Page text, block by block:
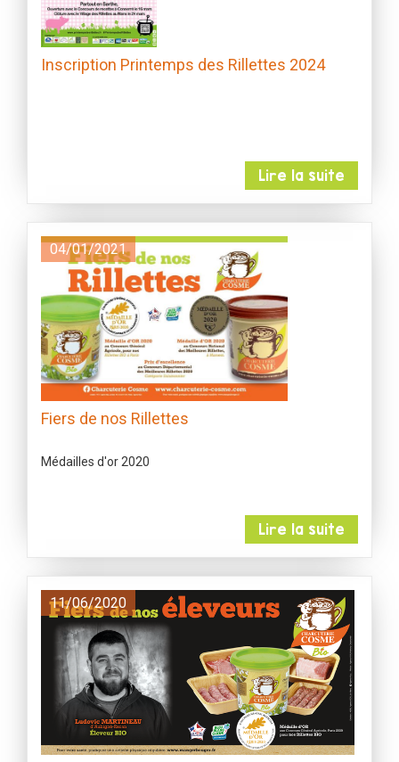
Inscription Printemps des Rillettes 2024
Lire la suite
04/01/2021
Fiers de nos Rillettes
Médailles d'or 2020
Lire la suite
11/06/2020